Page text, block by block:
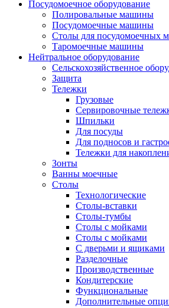
Посудомоечное оборудование
Полировальные машины
Посудомоечные машины
Столы для посудомоечных
Таромоечные машины
Нейтральное оборудование
Сельскохозяйственное
Защита
Тележки
Грузовые
Сервировочные
Шпильки
Для посуды
Для подносов и
Тележки для
Зонты
Ванны моечные
Столы
Технологические
Столы-вставки
Столы-тумбы
Столы с мойками
Столы с мойками
С дверьми и ящиками
Разделочные
Производственные
Кондитерские
Функциональные
Дополнительные